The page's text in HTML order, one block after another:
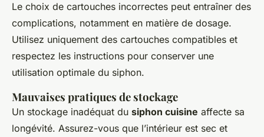
Le choix de cartouches incorrectes peut entraîner des
complications, notamment en matière de dosage.
Utilisez uniquement des cartouches compatibles et
respectez les instructions pour conserver une
utilisation optimale du siphon.
Mauvaises pratiques de stockage
Un stockage inadéquat du siphon cuisine affecte sa
longévité. Assurez-vous que l’intérieur est sec et